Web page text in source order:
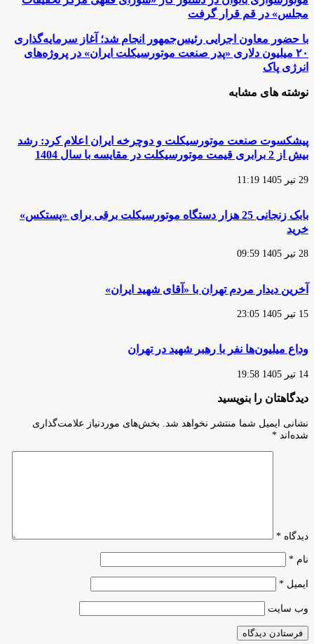
بانوان
در
دستور
کار
«شورای
فقهی
تحقیقات
قرار
گرفت
مجلس» در قم قرار گرفت
با
حضور
معاون
اجرایی
رئیس‌جمهور
انجام
سرمایه‌گذاری
۲۰
میلیون
«پدر
ایران»
در
انرژی
با حضور معاون اجرایی رئیس‌جمهور انجام شد؛ آغاز سرمایه‌گذاری
۲۰ میلیون دلاری «پدر صنعت موتورسیکلت ایران» در پروژه‌های
انرژی پاک
نوشته های مشابه
پیشکسوت صنعت موتورسیکلت و دوچرخه ایران اعلام کرد: رشد
بیش از 2 برابری قیمت موتورسیکلت در مقایسه با سال 1404
29 تیر 1405 11:19
بابک زنجانی 25 هزار دستگاه موتورسیکلت برقی برای «پستکس»
خرید
28 تیر 1405 09:59
آخرین دیدار مردم تهران با «آقای شهید ایران»
15 تیر 1405 23:05
وداع میلیون‌ها نفر با رهبر شهید در تهران
14 تیر 1405 19:58
دیدگاهتان را بنویسید
نشانی ایمیل شما منتشر نخواهد شد.
بخش‌های موردنیاز علامت‌گذاری
شده‌اند *
دیدگاه *
نام *
ایمیل *
وب‌ سایت